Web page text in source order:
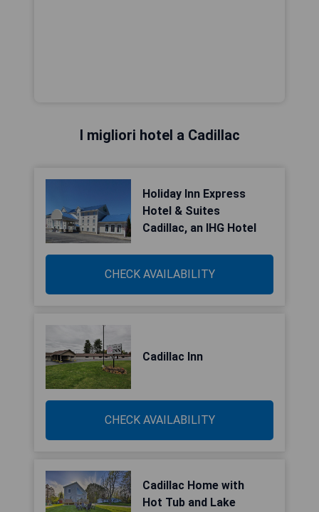
I migliori hotel a Cadillac
Holiday Inn Express
Hotel & Suites
Cadillac, an IHG Hotel
CHECK AVAILABILITY
Cadillac Inn
CHECK AVAILABILITY
Cadillac Home with
Hot Tub and Lake